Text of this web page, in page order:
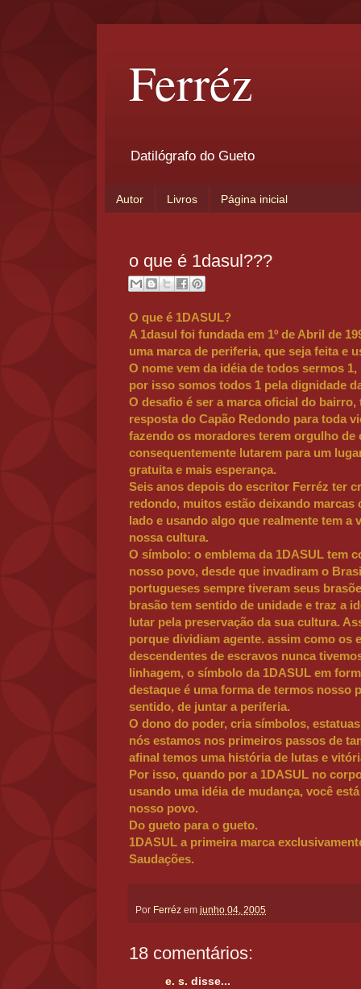
Ferréz
Datilógrafo do Gueto
Autor Livros Página inicial
o que é 1dasul???
O que é 1DASUL?
A 1dasul foi fundada em 1º de Abril de
uma marca de periferia, que seja feita e
O nome vem da idéia de todos sermos
por isso somos todos 1 pela dignidade
O desafio é ser a marca oficial do
resposta do Capão Redondo para toda
fazendo os moradores terem orgulho de
consequentemente lutarem para um
gratuita e mais esperança.
Seis anos depois do escritor Ferréz ter
redondo, muitos estão deixando marcas
lado e usando algo que realmente tem a
nossa cultura.
O símbolo: o emblema da 1DASUL tem
nosso povo, desde que invadiram o
portugueses sempre tiveram seus
brasão tem sentido de unidade e traz a
lutar pela preservação da sua cultura.
porque dividiam agente. assim como os
descendentes de escravos nunca
linhagem, o símbolo da 1DASUL em
destaque é uma forma de termos nosso
sentido, de juntar a periferia.
O dono do poder, cria símbolos,
nós estamos nos primeiros passos de
afinal temos uma história de lutas e
Por isso, quando por a 1DASUL no
usando uma idéia de mudança, você
nosso povo.
Do gueto para o gueto.
1DASUL a primeira marca
Saudações.
Por Ferréz em junho 04, 2005
18 comentários:
e. s. disse...